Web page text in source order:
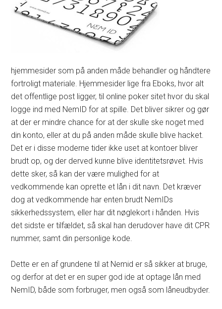
hjemmesider som på anden måde behandler og håndtere
fortroligt materiale. Hjemmesider lige fra Eboks, hvor alt
det offentlige post ligger, til online poker sitet hvor du skal
logge ind med NemID for at spille. Det bliver sikrer og gør
at der er mindre chance for at der skulle ske noget med
din konto, eller at du på anden måde skulle blive hacket.
Det er i disse moderne tider ikke uset at kontoer bliver
brudt op, og der derved kunne blive identitetsrøvet. Hvis
dette sker, så kan der være mulighed for at
vedkommende kan oprette et lån i dit navn. Det kræver
dog at vedkommende har enten brudt NemIDs
sikkerhedssystem, eller har dit nøglekort i hånden. Hvis
det sidste er tilfældet, så skal han derudover have dit CPR
nummer, samt din personlige kode.
Dette er en af grundene til at Nemid er så sikker at bruge,
og derfor at det er en super god ide at optage lån med
NemID, både som forbruger, men også som låneudbyder.